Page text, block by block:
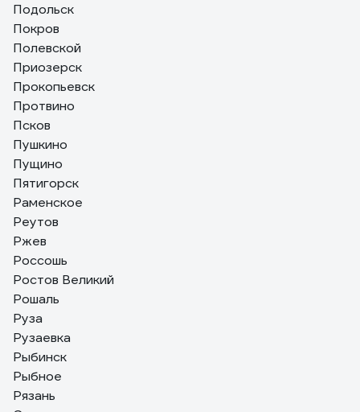
Подольск
Покров
Полевской
Приозерск
Прокопьевск
Протвино
Псков
Пушкино
Пущино
Пятигорск
Раменское
Реутов
Ржев
Россошь
Ростов Великий
Рошаль
Руза
Рузаевка
Рыбинск
Рыбное
Рязань